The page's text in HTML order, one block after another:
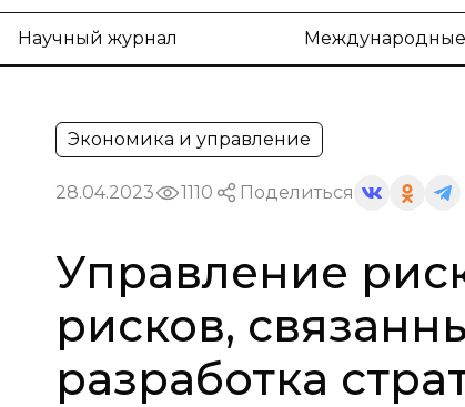
Научный журнал
Экономика и управление
28.04.2023 1110 Поделиться
Управление
рисков,
разработка